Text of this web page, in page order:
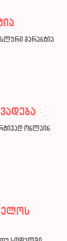
გარანტია
ონლაინ